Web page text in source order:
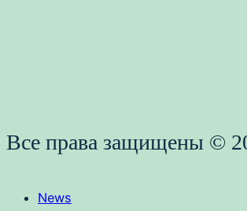
Все права защищены ©
News